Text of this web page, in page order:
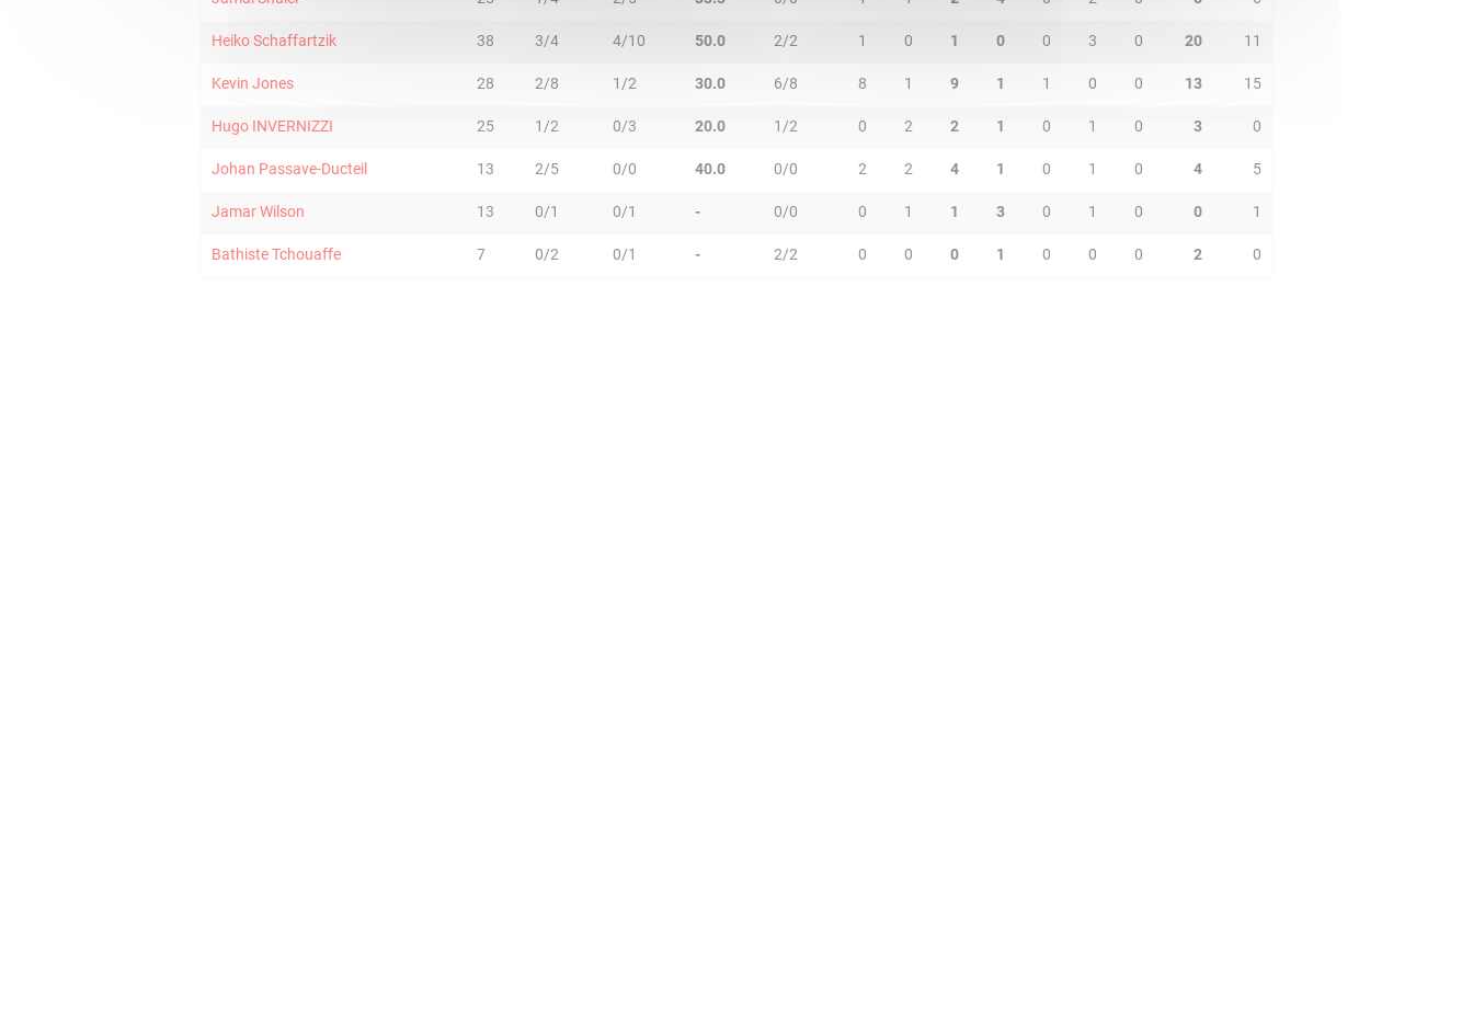
Heiko Schaffartzik 38 3/4 4/10 50.0 2/2 1 0 1 0 0 3 0 20 11
Kevin Jones 28 2/8 1/2 30.0 6/8 8 1 9 1 1 0 0 13 15
Hugo INVERNIZZI 25 1/2 0/3 20.0 1/2 0 2 2 1 0 1 0 3 0
Johan Passave-Ducteil 13 2/5 0/0 40.0 0/0 2 2 4 1 0 1 0 4 5
Jamar Wilson 13 0/1 0/1 - 0/0 0 1 1 3 0 1 0 0 1
Bathiste Tchouaffe 7 0/2 0/1 - 2/2 0 0 0 1 0 0 0 2 0